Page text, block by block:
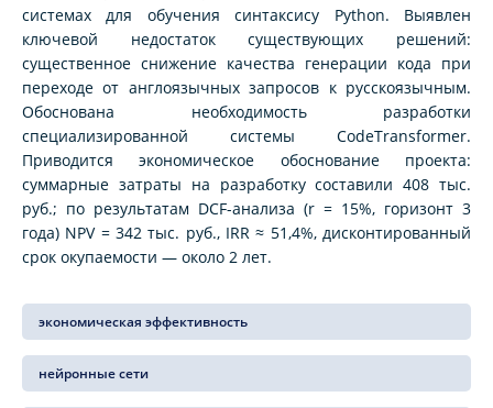
системах для обучения синтаксису Python. Выявлен
ключевой недостаток существующих решений:
существенное снижение качества генерации кода при
переходе от англоязычных запросов к русскоязычным.
Обоснована необходимость разработки
специализированной системы CodeTransformer.
Приводится экономическое обоснование проекта:
суммарные затраты на разработку составили 408 тыс.
руб.; по результатам DCF-анализа (r = 15%, горизонт 3
года) NPV = 342 тыс. руб., IRR ≈ 51,4%, дисконтированный
срок окупаемости — около 2 лет.
экономическая эффективность
нейронные сети